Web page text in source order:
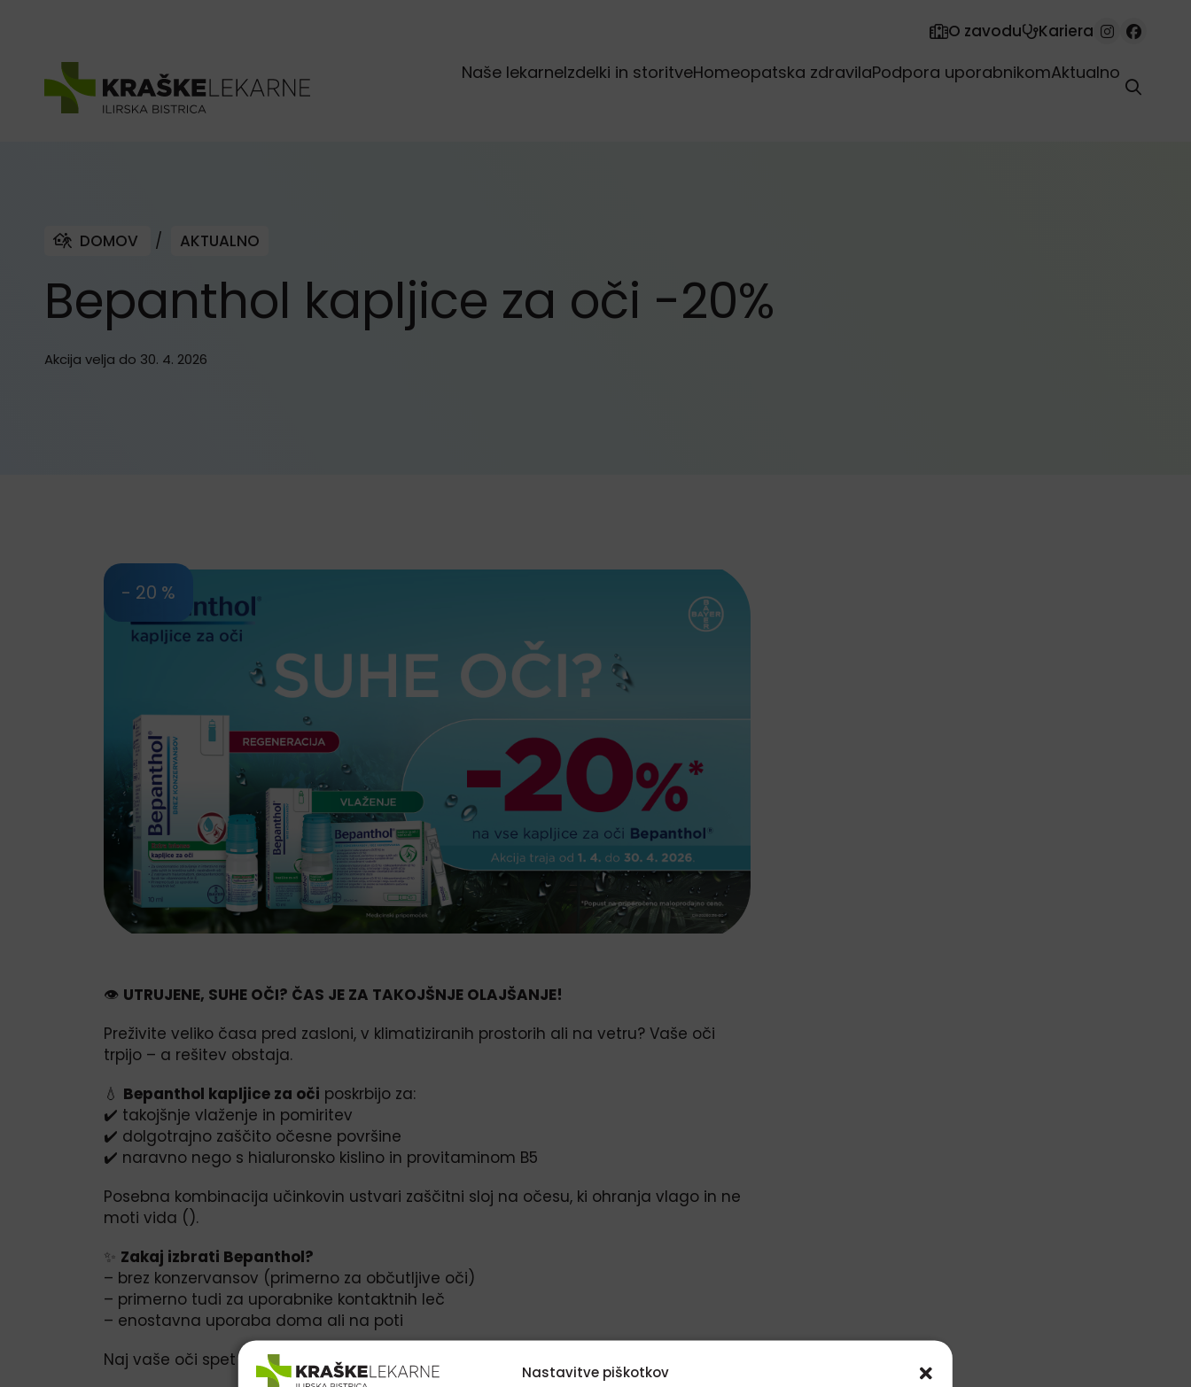
Nastavitve piškotkov
O zavodu Kariera
Naše lekarneIzdelki in storitveHomeopatska zdravilaPodpora uporabnikomAktualno
DOMOV / AKTUALNO
Bepanthol kapljice za oči -20%
Akcija velja do 30. 4. 2026
- 20 %
👁️ UTRUJENE, SUHE OČI? ČAS JE ZA TAKOJŠNJE OLAJŠANJE!
Preživite veliko časa pred zasloni, v klimatiziranih prostorih ali na vetru? Vaše oči
trpijo – a rešitev obstaja.
💧 Bepanthol kapljice za oči poskrbijo za:
✔️ takojšnje vlaženje in pomiritev
✔️ dolgotrajno zaščito očesne površine
✔️ naravno nego s hialuronsko kislino in provitaminom B5
Posebna kombinacija učinkovin ustvari zaščitni sloj na očesu, ki ohranja vlago in ne
moti vida ().
✨ Zakaj izbrati Bepanthol?
– brez konzervansov (primerno za občutljive oči)
– primerno tudi za uporabnike kontaktnih leč
– enostavna uporaba doma ali na poti
Naj vaše oči spet zaživijo – sveže, navlažene in brez draženja.